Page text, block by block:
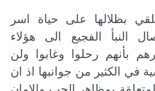
بظلالها على حياة اسر
النبأ الفجيع الى هؤلاء
بأنهم رحلوا وغابوا ولن
في الكثير من جوانبها اذ ان